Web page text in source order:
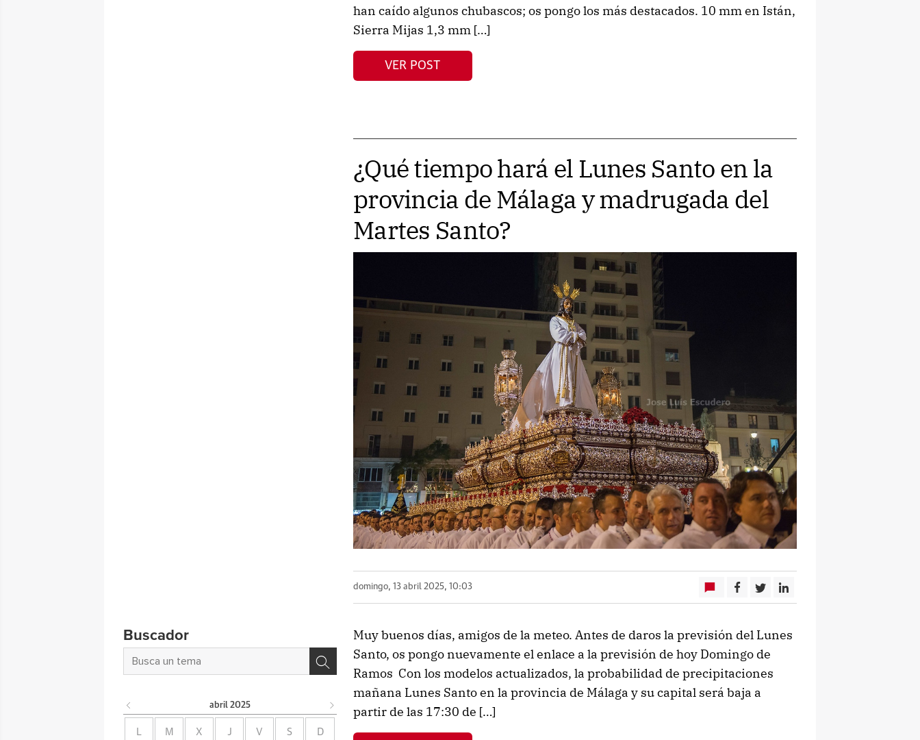
han caído algunos chubascos; os pongo los más destacados. 10 mm en Istán,
Sierra Mijas 1,3 mm […]
VER POST
¿Qué tiempo hará el Lunes Santo en la
provincia de Málaga y madrugada del
Martes Santo?
domingo, 13 abril 2025, 10:03
Muy buenos días, amigos de la meteo. Antes de daros la previsión del Lunes
Santo, os pongo nuevamente el enlace a la previsión de hoy Domingo de
Ramos Con los modelos actualizados, la probabilidad de precipitaciones
mañana Lunes Santo en la provincia de Málaga y su capital será baja a
partir de las 17:30 de […]
Buscador
abril 2025
L M X J V S D